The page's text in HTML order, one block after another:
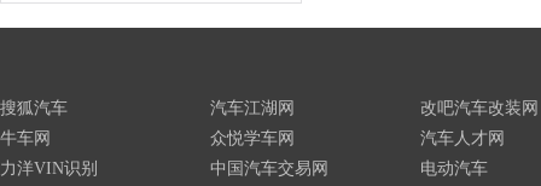
搜狐汽车
牛车网
力洋VIN识别
汽车江湖网
众悦学车网
中国汽车交易网
改吧汽车改装网
汽车人才网
电动汽车